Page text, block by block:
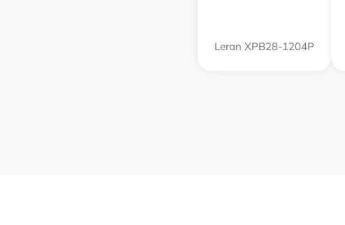
Leran XPB28-1204P